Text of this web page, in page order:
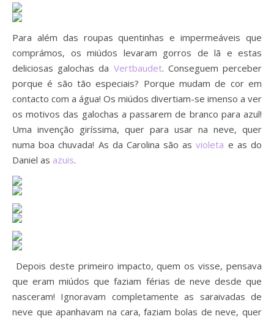
Para além das roupas quentinhas e impermeáveis que
comprámos, os miúdos levaram gorros de lã e estas
deliciosas galochas da Vertbaudet. Conseguem perceber
porque é são tão especiais? Porque mudam de cor em
contacto com a água! Os miúdos divertiam-se imenso a ver
os motivos das galochas a passarem de branco para azul!
Uma invenção giríssima, quer para usar na neve, quer
numa boa chuvada! As da Carolina são asvioleta e as do
Daniel as azuis.
Depois deste primeiro impacto, quem os visse, pensava
que eram miúdos que faziam férias de neve desde que
nasceram! Ignoravam completamente as saraivadas de
neve que apanhavam na cara, faziam bolas de neve, quer